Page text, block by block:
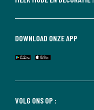
VOLG ONS OP :
DOWNLOAD ONZE APP